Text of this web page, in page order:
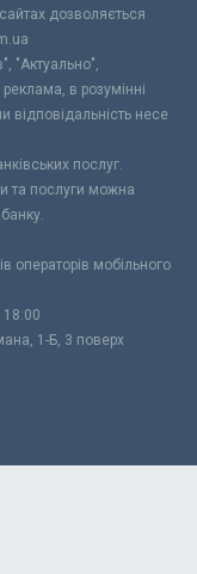
дозволяється
"Актуально",
в розумінні
відповідальність несе
послуг.
та послуги можна
операторів мобільного
18:00
1-Б, 3 поверх